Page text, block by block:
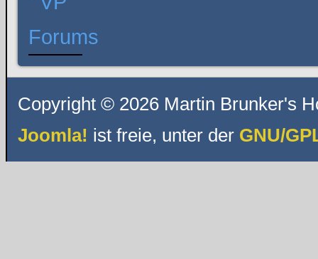
Copyright © 2026 Martin Brunker's
Joomla! ist freie, unter der GNU/